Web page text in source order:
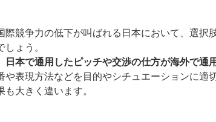
際競争力の低下が叫ばれる日本において、選択
しょう。
日本で通用したピッチや交渉の仕方が海外で通
や表現方法などを目的やシチュエーションに適
も大きく違います。